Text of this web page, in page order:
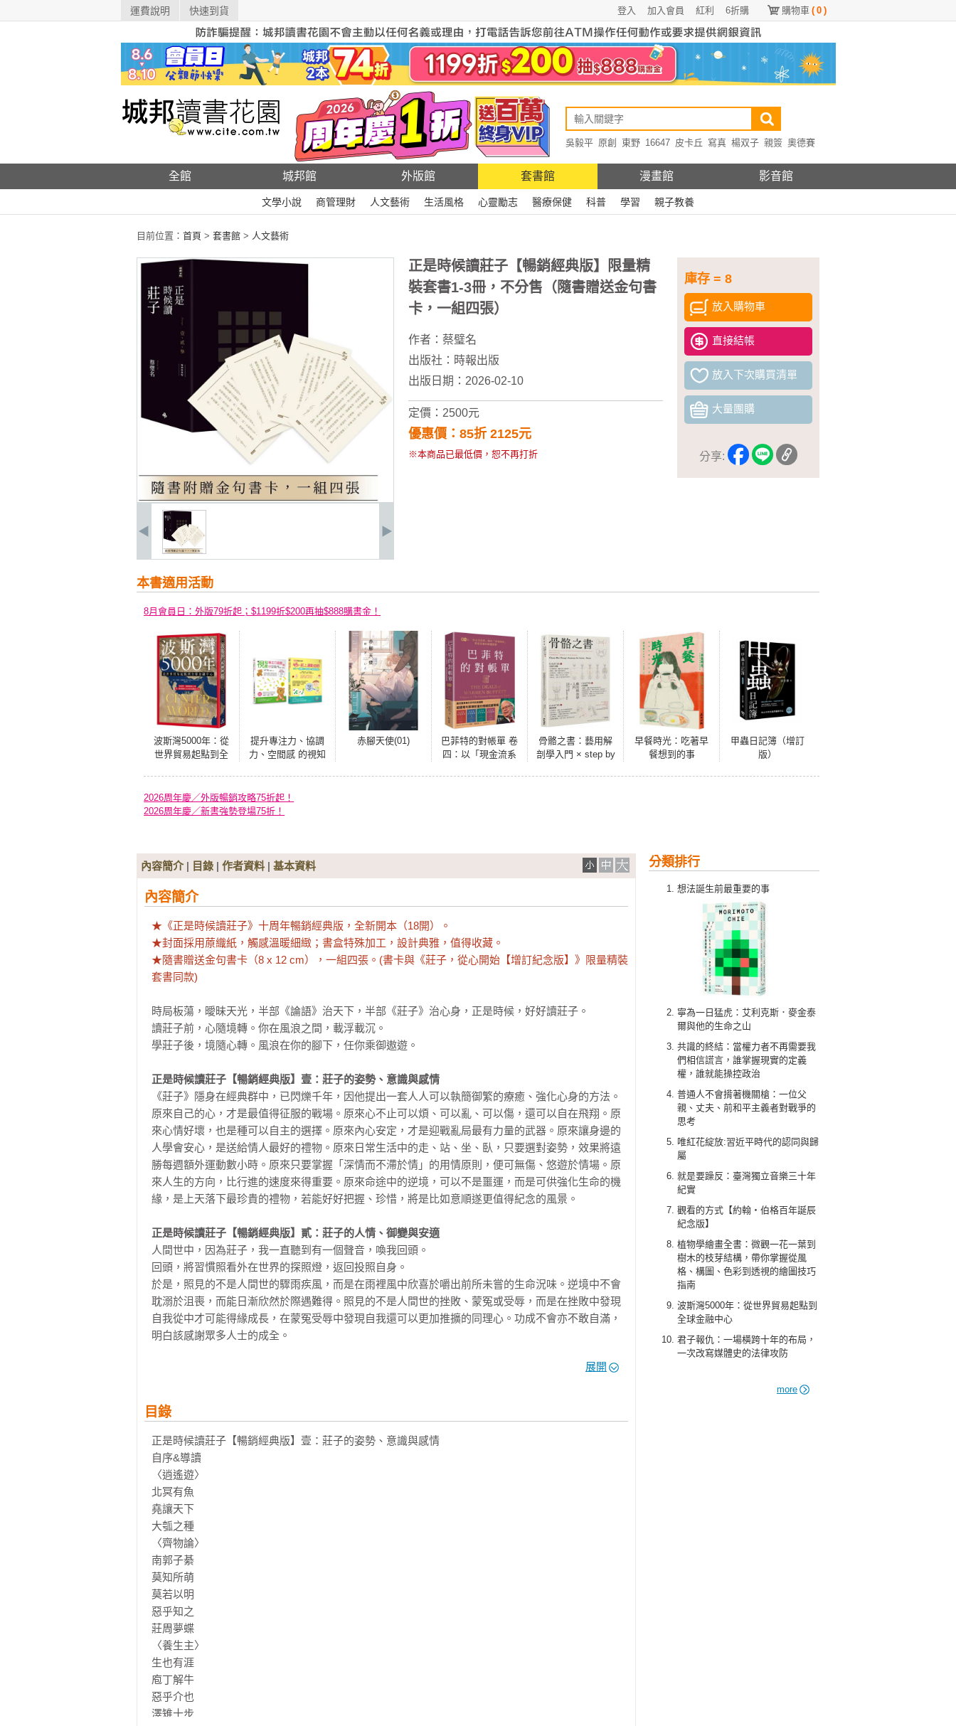
運費說明 快速到貨 購物車 ( 0 )
6折購
紅利
加入會員
登入
吳毅平 原創 東野 16647 皮卡丘 寫真 楊双子 親簽 奧德賽
全館 城邦館 外版館 套書館 漫畫館 影音館
文學小說 商管理財 人文藝術 生活風格 心靈勵志 醫療保健 科普 學習 親子教養
目前位置： 首頁 > 套書館 > 人文藝術
庫存 = 8
放入購物車
直接結帳
放入下次購買清單
大量團購
分享:
正是時候讀莊子【暢銷經典版】限量精
裝套書1-3冊，不分售（隨書贈送金句書
卡，一組四張）
作者： 蔡璧名
出版社： 時報出版
出版日期：2026-02-10
定價：2500元
優惠價：85折 2125元
※本商品已最低價，恕不再打折
本書適用活動
8月會員日：外版79折起；$1199折$200再抽$888購書金！
波斯灣5000年：從
世界貿易起點到全
提升專注力、協調
力、空間感 的視知
注力遊戲+視知覺專
注力遊戲2
赤腳天使(01)
巴菲特的對帳單 卷
四：以「現金流系
骨骼之書：藝用解
剖學入門 × step by
早餐時光：吃著早
餐想到的事
甲蟲日記簿（增訂
版）
2026周年慶／外版暢銷攻略75折起！
2026周年慶／新書強勢登場75折！
分類排行
想法誕生前最重要的事
寧為一日猛虎：艾利克斯．麥金泰
爾與他的生命之山
共識的終結：當權力者不再需要我
們相信謊言，誰掌握現實的定義
權，誰就能操控政治
普通人不會揹著機關槍：一位父
親、丈夫、前和平主義者對戰爭的
思考
唯紅花綻放:習近平時代的認同與歸
屬
就是要躁反：臺灣獨立音樂三十年
紀實
觀看的方式【約翰‧伯格百年誕辰
紀念版】
植物學繪畫全書：微觀一花一葉到
樹木的枝芽結構，帶你掌握從風
格、構圖、色彩到透視的繪圖技巧
指南
波斯灣5000年：從世界貿易起點到
全球金融中心
君子報仇：一場橫跨十年的布局，
一次改寫媒體史的法律攻防
more
內容簡介| 目錄 | 作者資料 | 基本資料
內容簡介
★《正是時候讀莊子》十周年暢銷經典版，全新開本（18開）。
★封面採用蒝織紙，觸感溫暖細緻；書盒特殊加工，設計典雅，值得收藏。
★隨書贈送金句書卡（8 x 12 cm），一組四張。(書卡與《莊子，從心開始【增訂紀念版】》限量精裝
套書同款)
時局板蕩，曖昧天光，半部《論語》治天下，半部《莊子》治心身，正是時候，好好讀莊子。
讀莊子前，心隨境轉。你在風浪之間，載浮載沉。
學莊子後，境隨心轉。風浪在你的腳下，任你乘御遨遊。
正是時候讀莊子【暢銷經典版】壹：莊子的姿勢、意識與感情
《莊子》隱身在經典群中，已閃爍千年，因他提出一套人人可以執簡御繁的療癒、強化心身的方法。
原來自己的心，才是最值得征服的戰場。原來心不止可以煩、可以亂、可以傷，還可以自在飛翔。原
來心情好壞，也是種可以自主的選擇。原來內心安定，才是迎戰亂局最有力量的武器。原來讓身邊的
人學會安心，是送給情人最好的禮物。原來日常生活中的走、站、坐、臥，只要選對姿勢，效果將遠
勝每週額外運動數小時。原來只要掌握「深情而不滯於情」的用情原則，便可無傷、悠遊於情場。原
來人生的方向，比行進的速度來得重要。原來命途中的逆境，可以不是噩運，而是可供強化生命的機
緣，是上天落下最珍貴的禮物，若能好好把握、珍惜，將是比如意順遂更值得紀念的風景。
正是時候讀莊子【暢銷經典版】貳：莊子的人情、御變與安適
人間世中，因為莊子，我一直聽到有一個聲音，喚我回頭。
回頭，將習慣照看外在世界的探照燈，返回投照自身。
於是，照見的不是人間世的驟雨疾風，而是在雨裡風中欣喜於嚼出前所未嘗的生命況味。逆境中不會
耽溺於沮喪，而能日漸欣然於際遇難得。照見的不是人間世的挫敗、蒙冤或受辱，而是在挫敗中發現
自我從中才可能得緣成長，在蒙冤受辱中發現自我還可以更加推擴的同理心。功成不會亦不敢自滿，
明白該感謝眾多人士的成全。
注意力在一己心身──從一天一刻凝聚精神，到時時刻刻凝聚精神。以強化己心能耐為一生最重要的抱
正是時候讀莊子【暢銷經典版】參：莊子的遊心、養身、學愛與自由
莊子說，形是柴薪，心神如火──何傷薪盡？依舊火傳！唯有能夠自主的心靈，方得自在、自由。
當心身的安適，不再倚賴際遇的安穩，在變易的世界裡打著不易的拳，在風波難息的日子裡守著必需
日益康強的心。珍愛寸陰，珍愛緣遇，時刻陶養一顆持平安定的亮著的心，寄寓在挺拔安舒輕靈的
身，本此觀照一己、情人、親朋、家國、天地，堅持在心平身輕中盡分盡心盡力。
【好評推薦】
臺灣大學前校長  李嗣涔
臺灣大學中文系博碩士班指導教授 林麗真
中醫師  林伯欣
趨勢科技共同創辦人暨文化長  陳怡蓁
北京大學人文講座教授  陳鼓應
清華大學哲學研究所教授  楊儒賓
（依姓氏筆畫排序）
展開
目錄
正是時候讀莊子【暢銷經典版】壹：莊子的姿勢、意識與感情
自序&導讀
〈逍遙遊〉
北冥有魚
堯讓天下
大瓠之種
〈齊物論〉
南郭子綦
莫知所萌
莫若以明
惡乎知之
莊周夢蝶
〈養生主〉
生也有涯
庖丁解牛
惡乎介也
澤雉十步